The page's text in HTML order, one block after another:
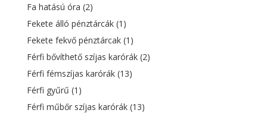
Fa hatású óra (2)
Fekete álló pénztárcák (1)
Fekete fekvő pénztárcak (1)
Férfi bővíthető szíjas karórák (2)
Férfi fémszíjas karórák (13)
Férfi gyűrű (1)
Férfi műbőr szíjas karórák (13)